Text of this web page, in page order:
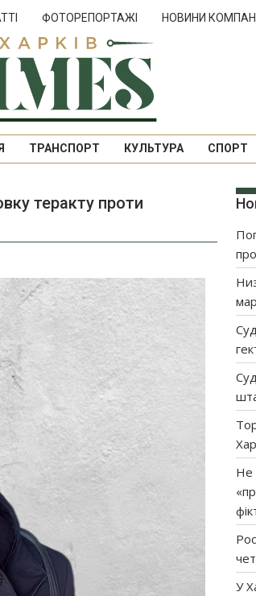
ФОТОРЕПОРТАЖІ НОВИНИ
ТРАНСПОРТ КУЛЬТУРА СПОРТ
теракту проти
Не
У